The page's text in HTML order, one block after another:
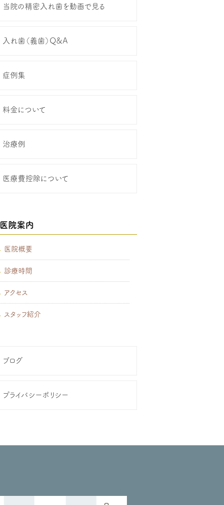
当院の精密入れ歯を動画で見る
入れ歯（義歯）Q&A
症例集
料金について
治療例
医療費控除について
医院案内
医院概要
診療時間
アクセス
スタッフ紹介
ブログ
プライバシーポリシー